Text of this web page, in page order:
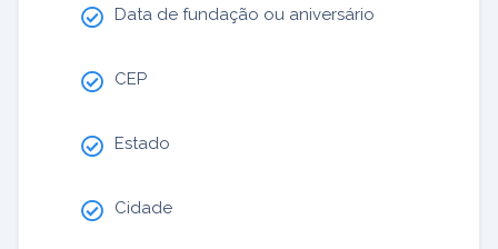
Data de fundação ou aniversário
CEP
Estado
Cidade